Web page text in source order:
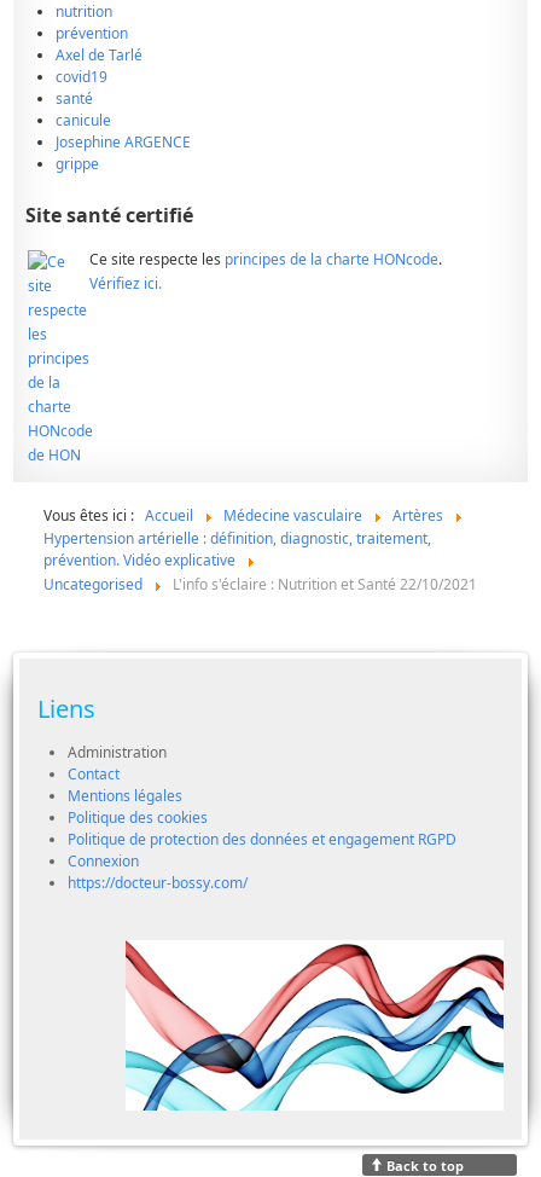
nutrition
prévention
Axel de Tarlé
covid19
santé
canicule
Josephine ARGENCE
grippe
Site santé certifié
Ce site respecte les principes de la charte HONcode.
Vérifiez ici.
Vous êtes ici : Accueil Médecine vasculaire
Artères
Hypertension artérielle : définition, diagnostic, traitement,
prévention. Vidéo explicative
Uncategorised
L'info s'éclaire : Nutrition et Santé 22/10/2021
Liens
Administration
Contact
Mentions légales
Politique des cookies
Politique de protection des données et engagement RGPD
Connexion
https://docteur-bossy.com/
Back to top